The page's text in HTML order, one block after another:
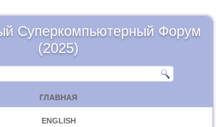
Суперкомпьютерный Форум
(2025)
ГЛАВНАЯ
ENGLISH